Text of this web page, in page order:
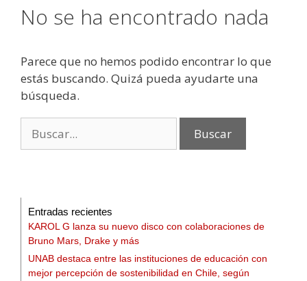
No se ha encontrado nada
Parece que no hemos podido encontrar lo que
estás buscando. Quizá pueda ayudarte una
búsqueda.
Entradas recientes
KAROL G lanza su nuevo disco con colaboraciones de
Bruno Mars, Drake y más
UNAB destaca entre las instituciones de educación con
mejor percepción de sostenibilidad en Chile, según